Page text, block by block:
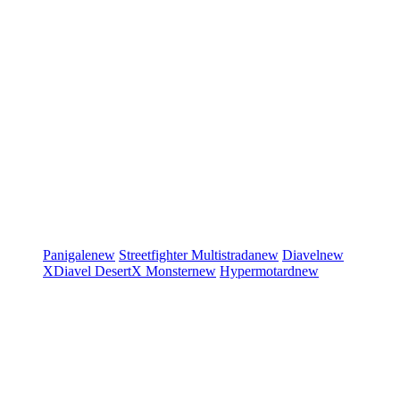
Panigalenew StreetfighterMultistradanew Diavelnew
XDiavel DesertX Monsternew Hypermotardnew